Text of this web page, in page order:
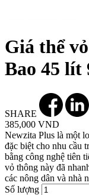
Giá thể
Bao 45 lít
SHARE
385,000 VND
Newzita Plus là một
đặc biệt cho nhu cầu
bằng công nghệ tiên
vỏ thông này đã
các nông dân và nhà
Số lượng